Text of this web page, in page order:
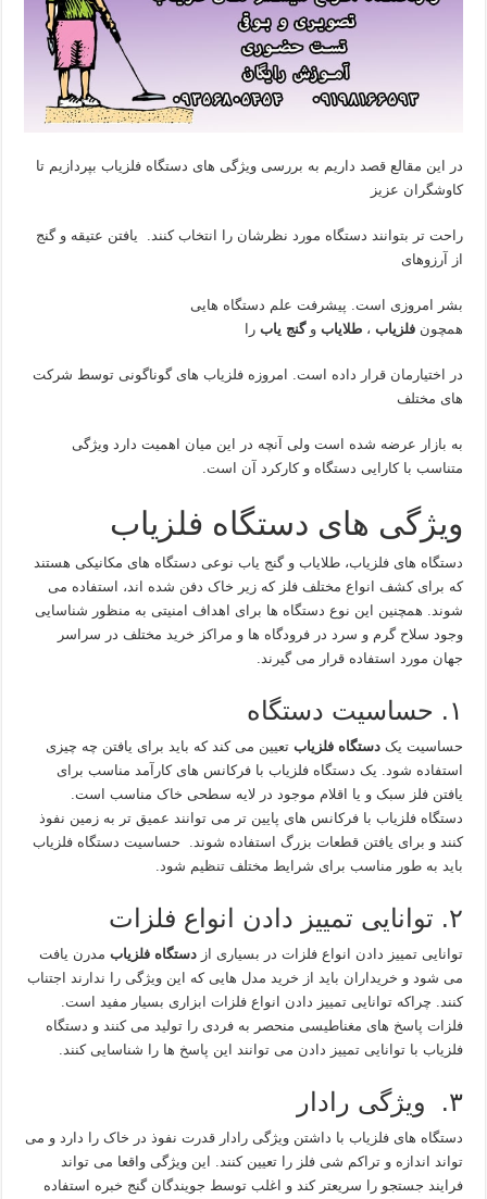
در این مقالع قصد داریم به بررسی ویژگی های دستگاه فلزیاب بپردازیم تا
کاوشگران عزیز
راحت تر بتوانند دستگاه مورد نظرشان را انتخاب کنند. یافتن عتیقه و گنج
از آرزوهای
بشر امروزی است. پیشرفت علم دستگاه هایی
همچونفلزیاب ،طلایاب وگنج یاب را
در اختیارمان قرار داده است. امروزه فلزیاب های گوناگونی توسط شرکت
های مختلف
به بازار عرضه شده است ولی آنچه در این میان اهمیت دارد ویژگی
متناسب با کارایی دستگاه و کارکرد آن است.
ویژگی های دستگاه فلزیاب
دستگاه های فلزیاب، طلایاب و گنج یاب نوعی دستگاه های مکانیکی هستند
که برای کشف انواع مختلف فلز که زیر خاک دفن شده اند، استفاده می
شوند. همچنین این نوع دستگاه ها برای اهداف امنیتی به منظور شناسایی
وجود سلاح گرم و سرد در فرودگاه ها و مراکز خرید مختلف در سراسر
جهان مورد استفاده قرار می گیرند.
۱. حساسیت دستگاه
حساسیت یکدستگاه فلزیاب تعیین می کند که باید برای یافتن چه چیزی
استفاده شود. یک دستگاه فلزیاب با فرکانس های کارآمد مناسب برای
یافتن فلز سبک و یا اقلام موجود در لایه سطحی خاک مناسب است.
دستگاه فلزیاب با فرکانس های پایین تر می توانند عمیق تر به زمین نفوذ
کنند و برای یافتن قطعات بزرگ استفاده شوند. حساسیت دستگاه فلزیاب
باید به طور مناسب برای شرایط مختلف تنظیم شود.
۲. توانایی تمییز دادن انواع فلزات
توانایی تمییز دادن انواع فلزات در بسیاری ازدستگاه فلزیاب مدرن یافت
می شود و خریداران باید از خرید مدل هایی که این ویژگی را ندارند اجتناب
کنند. چراکه توانایی تمییز دادن انواع فلزات ابزاری بسیار مفید است.
فلزات پاسخ های مغناطیسی منحصر به فردی را تولید می کنند و دستگاه
فلزیاب با توانایی تمییز دادن می توانند این پاسخ ها را شناسایی کنند.
۳. ویژگی رادار
دستگاه های فلزیاب با داشتن ویژگی رادار قدرت نفوذ در خاک را دارد و می
تواند اندازه و تراکم شی فلز را تعیین کنند. این ویژگی واقعا می تواند
فرایند جستجو را سریعتر کند و اغلب توسط جویندگان گنج خبره استفاده